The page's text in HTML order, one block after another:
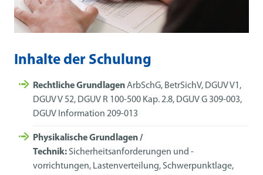
Inhalte der Schulung
Rechtliche GrundlagenArbSchG, BetrSichV, DGUV V1,
DGUV V 52, DGUV R 100-500 Kap. 2.8, DGUV G 309-003,
DGUV Information 209-013
Physikalische Grundlagen /
Technik: Sicherheitsanforderungen und -
vorrichtungen, Lastenverteilung, Schwerpunktlage,